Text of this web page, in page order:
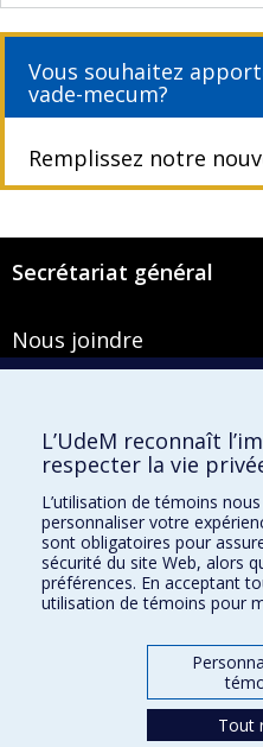
Vous souhaitez
vade-mecum?
Remplissez notre
Secrétariat général
Nous joindre
Montréal (Québec) H3T 1J4
Courriel : secretariat-
Admission
Plan du site
Accessibilité
Accès au portail sécurisé du
Recherche dans le vade-mecum
L’UdeM reconnaît
respecter la vie
L’utilisation de témoins
personnaliser votre
sont obligatoires pour
sécurité du site Web, alors
préférences. En acceptant
utilisation de témoins pour
Tout